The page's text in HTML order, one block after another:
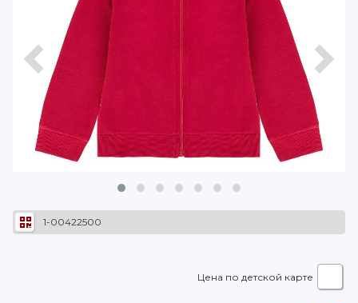
1-00422500
Цена по детской карте